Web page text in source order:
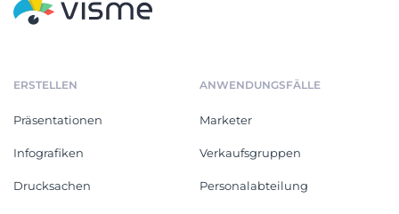
ERSTELLEN
Präsentationen
Infografiken
Drucksachen
ANWENDUNGSFÄLLE
Marketer
Verkaufsgruppen
Personalabteilung